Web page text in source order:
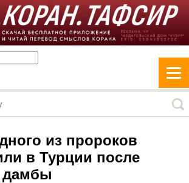
из пророков
в Турции после